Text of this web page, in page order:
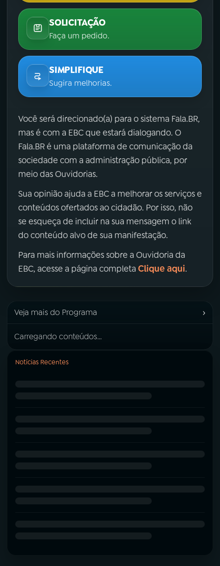
SOLICITAÇÃO
Faça um pedido.
SIMPLIFIQUE
Sugira melhorias.
Você será direcionado(a) para o sistema Fala.BR,
mas é com a EBC que estará dialogando. O
Fala.BR é uma plataforma de comunicação da
sociedade com a administração pública, por
meio das Ouvidorias.
Sua opinião ajuda a EBC a melhorar os serviços e
conteúdos ofertados ao cidadão. Por isso, não
se esqueça de incluir na sua mensagem o link
do conteúdo alvo de sua manifestação.
Para mais informações sobre a Ouvidoria da
EBC, acesse a página completa Clique aqui.
Veja mais do Programa ›
Carregando conteúdos...
Notícias Recentes